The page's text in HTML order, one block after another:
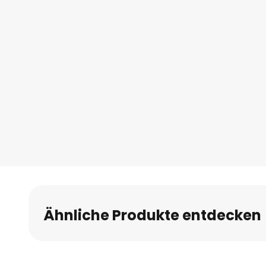
Ähnliche Produkte entdecken